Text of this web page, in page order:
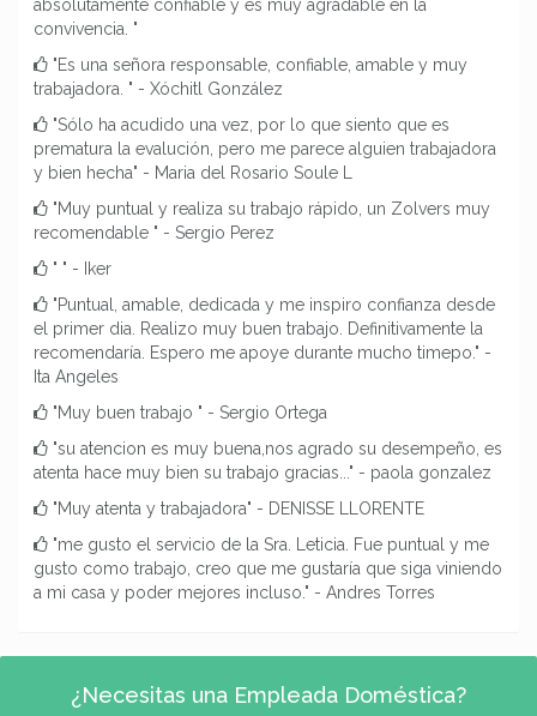
absolutamente confiable y es muy agradable en la
convivencia. "
"Es una señora responsable, confiable, amable y muy
trabajadora. " - Xóchitl González
"Sólo ha acudido una vez, por lo que siento que es
prematura la evalución, pero me parece alguien trabajadora
y bien hecha" - Maria del Rosario Soule L
"Muy puntual y realiza su trabajo rápido, un Zolvers muy
recomendable " - Sergio Perez
" " - Iker
"Puntual, amable, dedicada y me inspiro confianza desde
el primer dia. Realizo muy buen trabajo. Definitivamente la
recomendaría. Espero me apoye durante mucho timepo." -
Ita Angeles
"Muy buen trabajo " - Sergio Ortega
"su atencion es muy buena,nos agrado su desempeño, es
atenta hace muy bien su trabajo gracias..." - paola gonzalez
"Muy atenta y trabajadora" - DENISSE LLORENTE
"me gusto el servicio de la Sra. Leticia. Fue puntual y me
gusto como trabajo, creo que me gustaría que siga viniendo
a mi casa y poder mejores incluso." - Andres Torres
¿Necesitas una Empleada Doméstica?